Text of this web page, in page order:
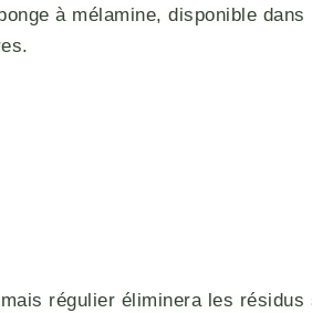
à mélamine, disponible
régulier éliminera les